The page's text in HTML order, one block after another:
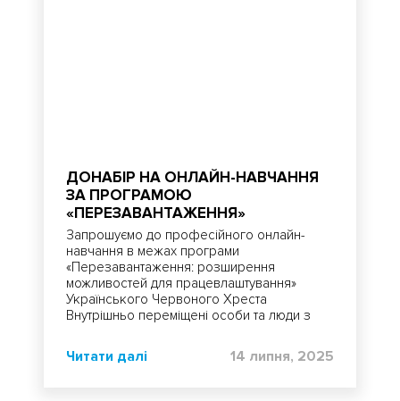
ДОНАБІР НА ОНЛАЙН-НАВЧАННЯ
ЗА ПРОГРАМОЮ
«ПЕРЕЗАВАНТАЖЕННЯ»
Запрошуємо до професійного онлайн-
навчання в межах програми
«Перезавантаження: розширення
можливостей для працевлаштування»
Українського Червоного Хреста
Внутрішньо переміщені особи та люди з
Читати далі 14 липня, 2025